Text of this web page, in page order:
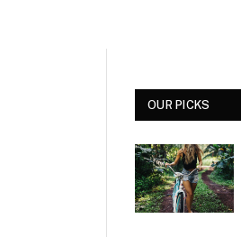
OUR PICKS